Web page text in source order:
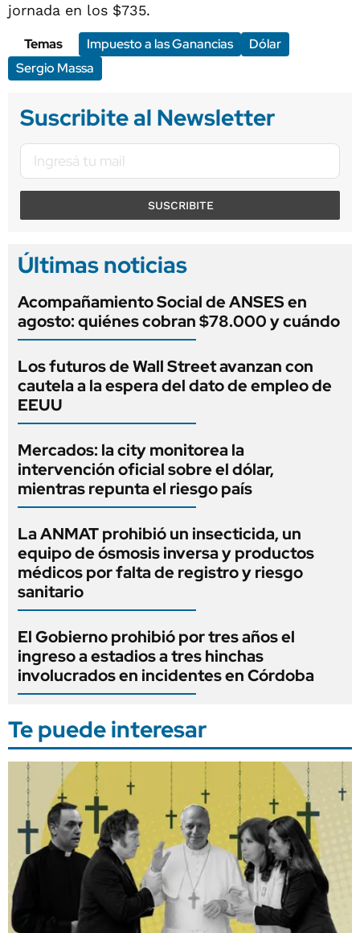
jornada en los $735.
Temas
Impuesto a las Ganancias
Dólar
Sergio Massa
Suscribite al Newsletter
SUSCRIBITE
Últimas noticias
Acompañamiento Social de ANSES en
agosto: quiénes cobran $78.000 y cuándo
Los futuros de Wall Street avanzan con
cautela a la espera del dato de empleo de
EEUU
Mercados: la city monitorea la
intervención oficial sobre el dólar,
mientras repunta el riesgo país
La ANMAT prohibió un insecticida, un
equipo de ósmosis inversa y productos
médicos por falta de registro y riesgo
sanitario
El Gobierno prohibió por tres años el
ingreso a estadios a tres hinchas
involucrados en incidentes en Córdoba
Te puede interesar